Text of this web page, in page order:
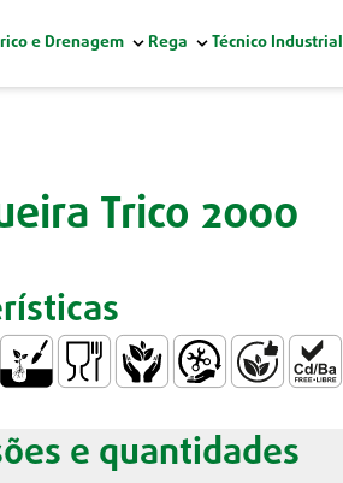
e Drenagem Rega Técnico Industrial
Trico 2000
e quantidades